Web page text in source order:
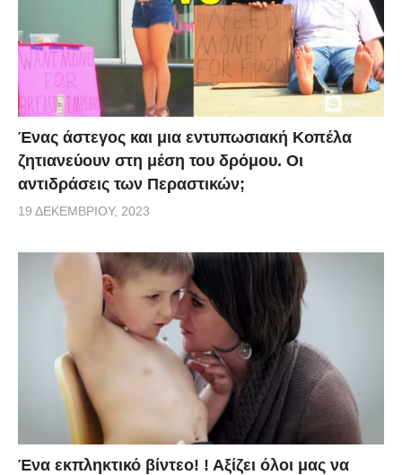
Ένας άστεγος και μια εντυπωσιακή Κοπέλα
ζητιανεύουν στη μέση του δρόμου. Οι
αντιδράσεις των Περαστικών;
19 ΔΕΚΕΜΒΡΊΟΥ, 2023
Ένα εκπληκτικό βίντεο! ! Αξίζει όλοι μας να